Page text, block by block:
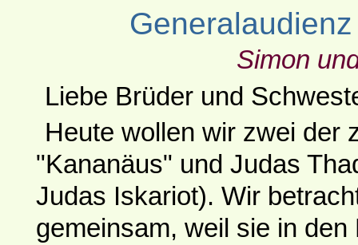
Simon
Liebe Brüder und
Heute wollen wir zwei der
"Kananäus" und Judas
Judas Iskariot). Wir
gemeinsam, weil sie in